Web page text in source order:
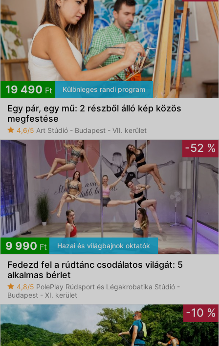
19 490 Ft Különleges randi program
Egy pár, egy mű: 2 részből álló kép közös
megfestése
4,6/5 Art Stúdió - Budapest - VII. kerület
-52 %
9 990 Ft Hazai és világbajnok oktatók
Fedezd fel a rúdtánc csodálatos világát: 5
alkalmas bérlet
4,8/5 PolePlay Rúdsport és Légakrobatika Stúdió -
Budapest - XI. kerület
-10 %